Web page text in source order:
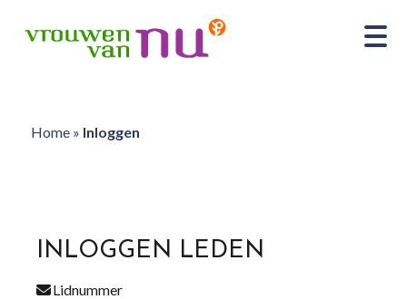
Home» Inloggen
INLOGGEN LEDEN
Lidnummer